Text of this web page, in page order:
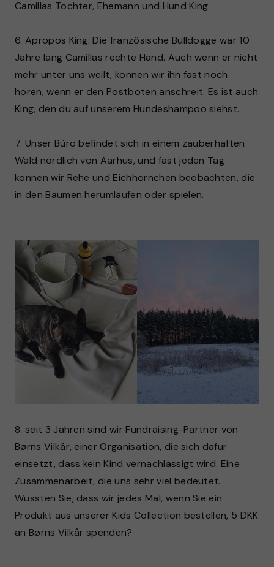
Camillas Tochter, Ehemann und Hund King.
6. Apropos King: Die französische Bulldogge war 10
Jahre lang Camillas rechte Hand. Auch wenn er nicht
mehr unter uns weilt, können wir ihn fast noch
hören, wenn er den Postboten anschreit. Es ist auch
King, den du auf unserem Hundeshampoo siehst.
7. Unser Büro befindet sich in einem zauberhaften
Wald nördlich von Aarhus, und fast jeden Tag
können wir Rehe und Eichhörnchen beobachten, die
in den Bäumen herumlaufen oder spielen.
8. seit 3 Jahren sind wir Fundraising-Partner von
Børns Vilkår, einer Organisation, die sich dafür
einsetzt, dass kein Kind vernachlässigt wird. Eine
Zusammenarbeit, die uns sehr viel bedeutet.
Wussten Sie, dass wir jedes Mal, wenn Sie ein
Produkt aus unserer Kids Collection bestellen, 5 DKK
an Børns Vilkår spenden?